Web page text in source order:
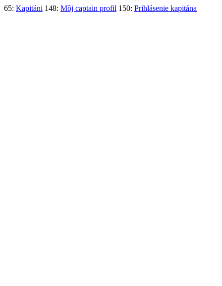
65: Kapitáni 148: Môj captain profil 150: Prihlásenie kapitána